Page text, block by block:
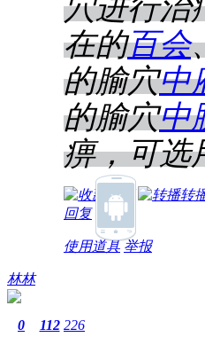
穴进行治
在的百会
的腧穴中
的腧穴中
痹，可选
收藏 转
回复
使用道具 举报
林林
0 112 226